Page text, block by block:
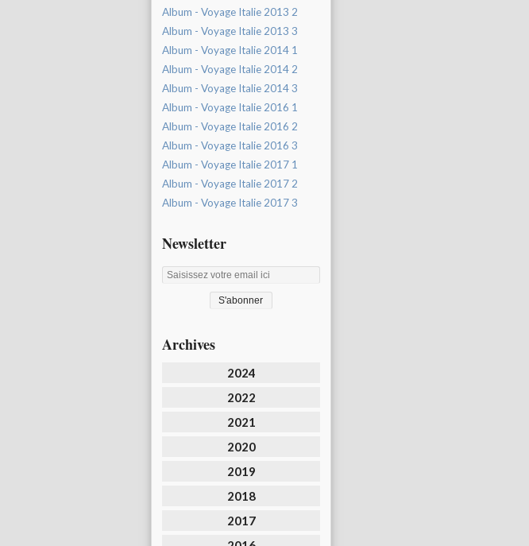
Album - Voyage Italie 2013 2
Album - Voyage Italie 2013 3
Album - Voyage Italie 2014 1
Album - Voyage Italie 2014 2
Album - Voyage Italie 2014 3
Album - Voyage Italie 2016 1
Album - Voyage Italie 2016 2
Album - Voyage Italie 2016 3
Album - Voyage Italie 2017 1
Album - Voyage Italie 2017 2
Album - Voyage Italie 2017 3
Newsletter
Archives
2024
2022
2021
2020
2019
2018
2017